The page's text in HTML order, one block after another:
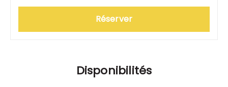
Réserver
Disponibilités